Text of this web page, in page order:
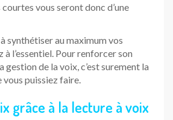
vous seront donc d’une
synthétiser au maximum vos
l’essentiel. Pour renforcer son
gestion de la voix, c’est surement la
puissiez faire.
grâce à la lecture à voix